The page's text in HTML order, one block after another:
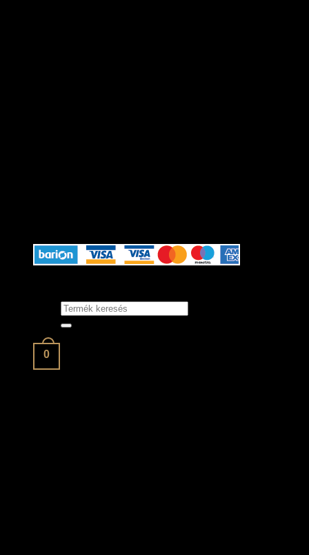
Keresés
a
következőre:
0